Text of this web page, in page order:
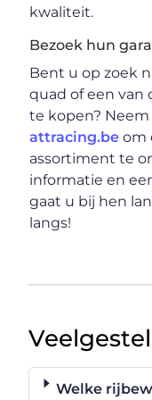
kwaliteit.
Bezoek hun
Bent u op zoek
quad of een van
te kopen?
attracing.be om
assortiment te
informatie en
gaat u bij hen
langs!
Welke